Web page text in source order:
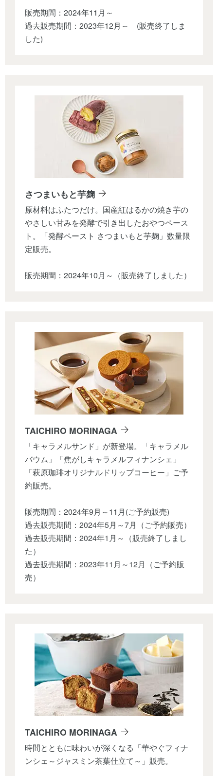
販売期間：2024年11月～
過去販売期間：2023年12月～ (販売終了しま
した)
さつまいもと芋麹
原材料はふたつだけ。国産紅はるかの焼き芋の
やさしい甘みを発酵で引き出したおやつペース
ト。「発酵ペースト さつまいもと芋麹」数量限
定販売。
販売期間：2024年10月～（販売終了しました）
TAICHIRO MORINAGA
「キャラメルサンド」が新登場。「キャラメル
バウム」「焦がしキャラメルフィナンシェ」
「萩原珈琲オリジナルドリップコーヒー」ご予
約販売。
販売期間：2024年9月～11月(ご予約販売)
過去販売期間：2024年5月～7月（ご予約販売）
過去販売期間：2024年1月～（販売終了しまし
た）
過去販売期間：2023年11月～12月（ご予約販
売）
TAICHIRO MORINAGA
時間とともに味わいが深くなる「華やぐフィナ
ンシェ～ジャスミン茶葉仕立て～」販売。